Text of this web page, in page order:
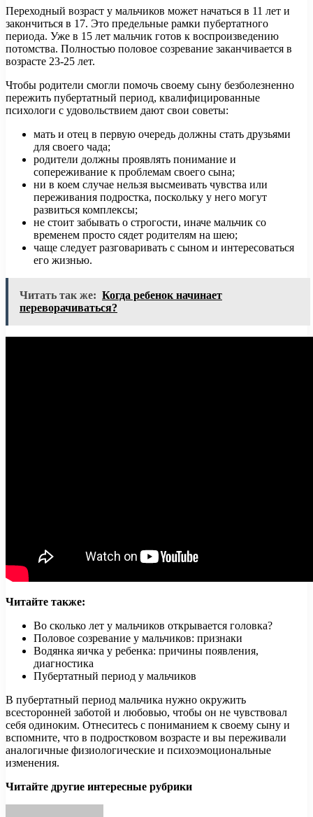
Переходный возраст у мальчиков может начаться в 11 лет и
закончиться в 17. Это предельные рамки пубертатного
периода. Уже в 15 лет мальчик готов к воспроизведению
потомства. Полностью половое созревание заканчивается в
возрасте 23-25 лет.
Чтобы родители смогли помочь своему сыну безболезненно
пережить пубертатный период, квалифицированные
психологи с удовольствием дают свои советы:
мать и отец в первую очередь должны стать друзьями
для своего чада;
родители должны проявлять понимание и
сопереживание к проблемам своего сына;
ни в коем случае нельзя высмеивать чувства или
переживания подростка, поскольку у него могут
развиться комплексы;
не стоит забывать о строгости, иначе мальчик со
временем просто сядет родителям на шею;
чаще следует разговаривать с сыном и интересоваться
его жизнью.
Читать так же: Когда ребенок начинает
переворачиваться?
Читайте также:
Во сколько лет у мальчиков открывается головка?
Половое созревание у мальчиков: признаки
Водянка яичка у ребенка: причины появления,
диагностика
Пубертатный период у мальчиков
В пубертатный период мальчика нужно окружить
всесторонней заботой и любовью, чтобы он не чувствовал
себя одиноким. Отнеситесь с пониманием к своему сыну и
вспомните, что в подростковом возрасте и вы переживали
аналогичные физиологические и психоэмоциональные
изменения.
Читайте другие интересные рубрики